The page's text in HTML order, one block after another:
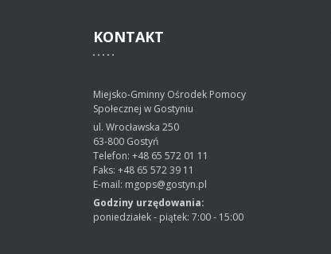
KONTAKT
Miejsko-Gminny Ośrodek Pomocy
Społecznej w Gostyniu
ul. Wrocławska 250
63-800 Gostyń
Telefon: +48 65 572 01 11
Faks: +48 65 572 39 11
E-mail: mgops@gostyn.pl
Godziny urzędowania:
poniedziałek - piątek: 7:00 - 15:00